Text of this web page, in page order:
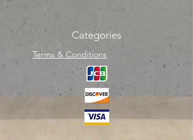
Categories
Terms & Conditions